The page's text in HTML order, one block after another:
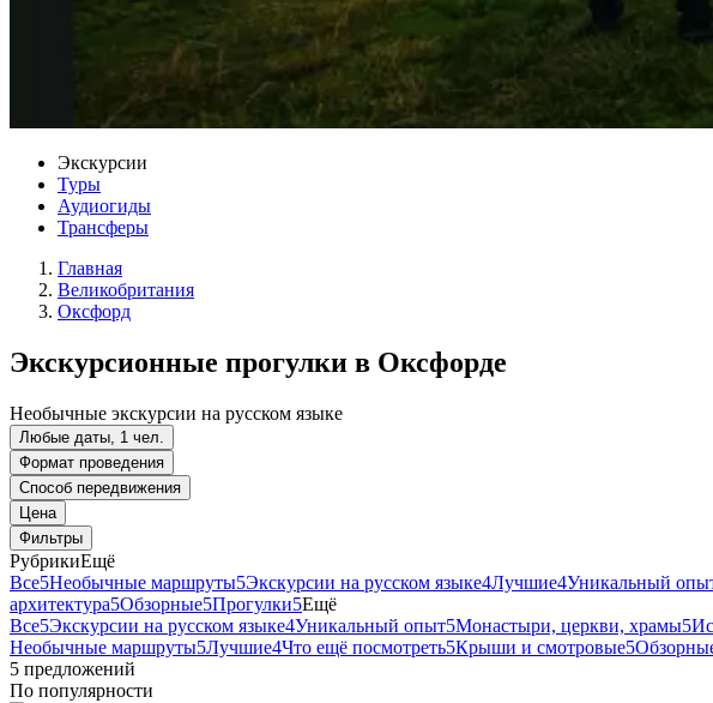
Экскурсии
Туры
Аудиогиды
Трансферы
Главная
Великобритания
Оксфорд
Экскурсионные прогулки в Оксфорде
Необычные экскурсии на русском языке
Любые даты, 1 чел.
Формат проведения
Способ передвижения
Цена
Фильтры
РубрикиЕщё
Все5Необычные маршруты5Экскурсии на русском языке4Лучшие4Уникальный
архитектура5Обзорные5Прогулки5Ещё
Все5Экскурсии на русском языке4Уникальный опыт5Монастыри, церкви, храмы5
Необычные маршруты5Лучшие4Что ещё посмотреть5Крыши и смотровые5
5 предложений
По популярности